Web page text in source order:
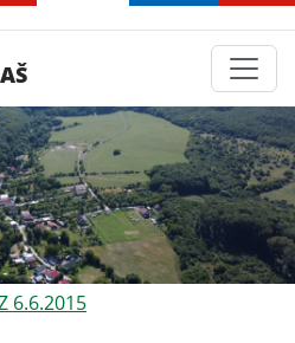
6.6.2015